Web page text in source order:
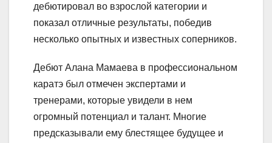
дебютировал во взрослой категории и
показал отличные результаты, победив
несколько опытных и известных соперников.
Дебют Алана Мамаева в профессиональном
каратэ был отмечен экспертами и
тренерами, которые увидели в нем
огромный потенциал и талант. Многие
предсказывали ему блестящее будущее и